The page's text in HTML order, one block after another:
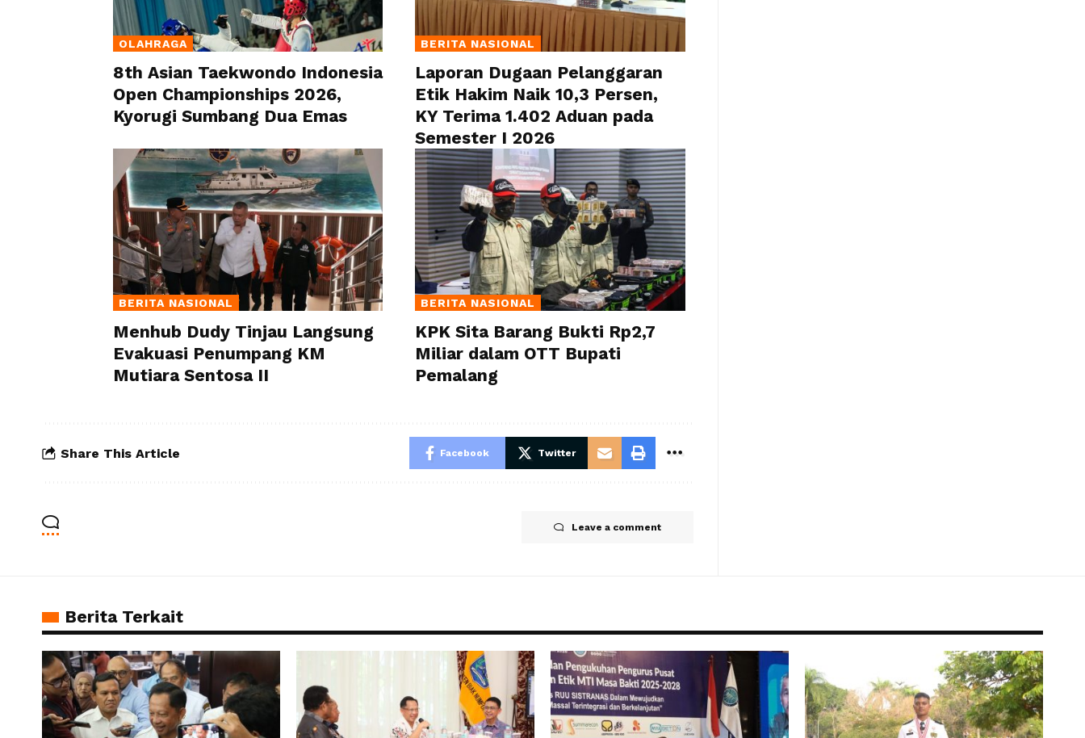
OLAHRAGA
8th Asian Taekwondo Indonesia
Open Championships 2026,
Kyorugi Sumbang Dua Emas
BERITA NASIONAL
Laporan Dugaan Pelanggaran
Etik Hakim Naik 10,3 Persen,
KY Terima 1.402 Aduan pada
Semester I 2026
BERITA NASIONAL
Menhub Dudy Tinjau Langsung
Evakuasi Penumpang KM
Mutiara Sentosa II
BERITA NASIONAL
KPK Sita Barang Bukti Rp2,7
Miliar dalam OTT Bupati
Pemalang
Share This Article Facebook Twitter
Leave a comment
Berita Terkait